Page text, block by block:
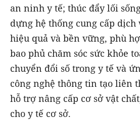
an ninh y tế; thúc đẩy lối
dựng hệ thống cung cấp dịch
hiệu quả và bền vững, phù
bao phủ chăm sóc sức khỏe
chuyển đổi số trong y tế và
công nghệ thông tin tạo liên
hỗ trợ nâng cấp cơ sở vật
cho y tế cơ sở.